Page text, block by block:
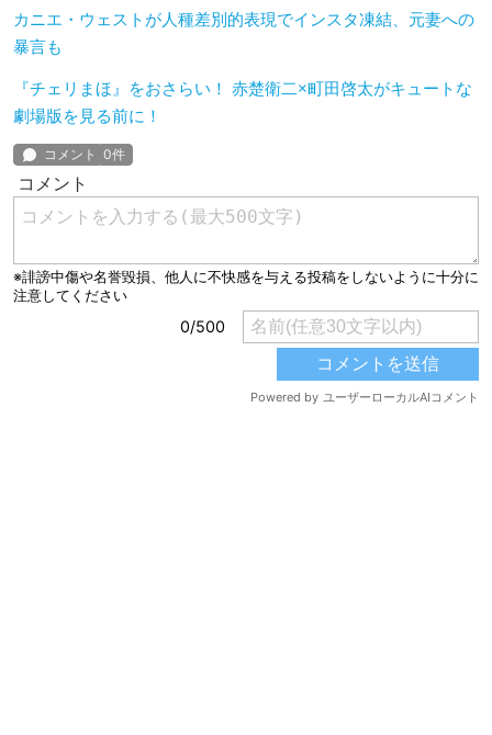
カニエ・ウェストが人種差別的表現でインスタ凍結、元妻への
暴言も
『チェリまほ』をおさらい！ 赤楚衛二×町田啓太がキュートな
劇場版を見る前に！